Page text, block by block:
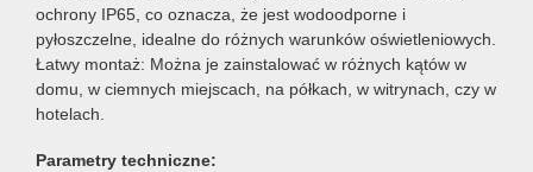
ochrony IP65, co oznacza, że jest wodoodporne i
pyłoszczelne, idealne do różnych warunków oświetleniowych.
Łatwy montaż: Można je zainstalować w różnych kątów w
domu, w ciemnych miejscach, na półkach, w witrynach, czy w
hotelach.
Parametry techniczne: